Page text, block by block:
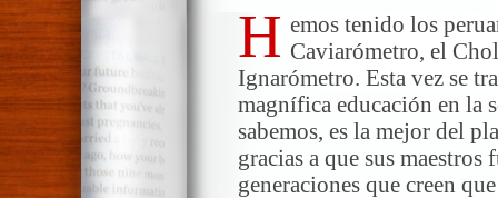
H emos tenido los
Caviarómetro, el
Ignarómetro. Esta vez se
magnífica educación en la
sabemos, es la mejor del
gracias a que sus maestros
generaciones que creen